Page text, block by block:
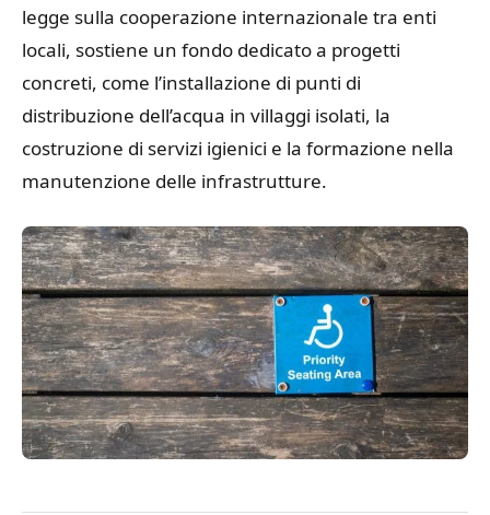
legge sulla cooperazione internazionale tra enti
locali, sostiene un fondo dedicato a progetti
concreti, come l’installazione di punti di
distribuzione dell’acqua in villaggi isolati, la
costruzione di servizi igienici e la formazione nella
manutenzione delle infrastrutture.